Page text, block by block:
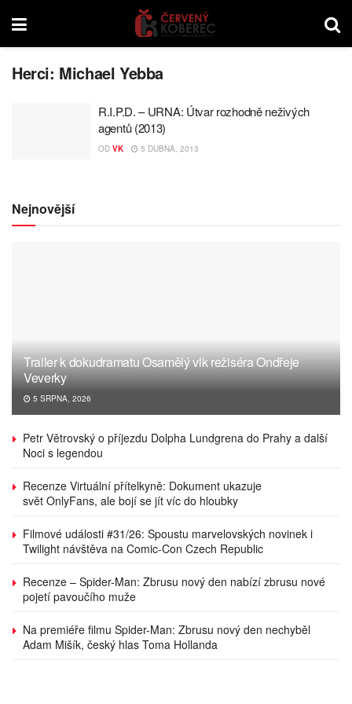
Herci: Michael Yebba
R.I.P.D. – URNA: Útvar rozhodně neživých
agentů (2013)
OD VK 5 DUBNA, 2013
Nejnovější
Trailer k dokudramatu Osamělý vlk režiséra Ondřeje
Veverky
5 SRPNA, 2026
Petr Větrovský o příjezdu Dolpha Lundgrena do Prahy a další
Noci s legendou
Recenze Virtuální přítelkyně: Dokument ukazuje
svět OnlyFans, ale bojí se jít víc do hloubky
Filmové události #31/26: Spoustu marvelovských novinek i
Twilight návštěva na Comic-Con Czech Republic
Recenze – Spider-Man: Zbrusu nový den nabízí zbrusu nové
pojetí pavoučího muže
Na premiéře filmu Spider-Man: Zbrusu nový den nechyběl
Adam Mišík, český hlas Toma Hollanda